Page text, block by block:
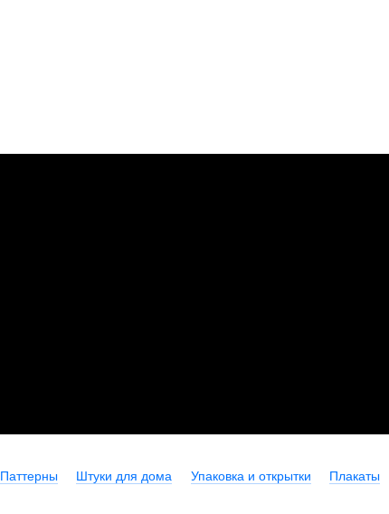
Паттерны Штуки для дома Упаковка и открытки Плакаты